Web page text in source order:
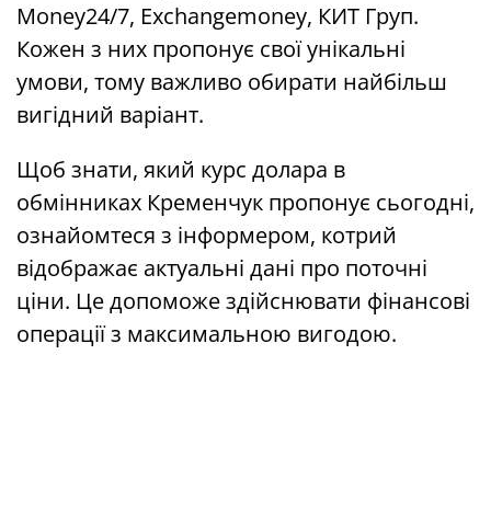
Money24/7, Exchangemoney, КИТ Груп.
Кожен з них пропонує свої унікальні
умови, тому важливо обирати найбільш
вигідний варіант.
Щоб знати, який курс долара в
обмінниках Кременчук пропонує сьогодні,
ознайомтеся з інформером, котрий
відображає актуальні дані про поточні
ціни. Це допоможе здійснювати фінансові
операції з максимальною вигодою.